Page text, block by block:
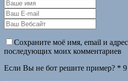
Сохраните моё имя, email и
последующих моих комментариев
Если Вы не бот решите пример? * 9